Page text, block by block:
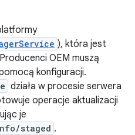
), która jest
OEM muszą
konfiguracji.
działa w procesie serwera
operacje aktualizacji
je
staged .